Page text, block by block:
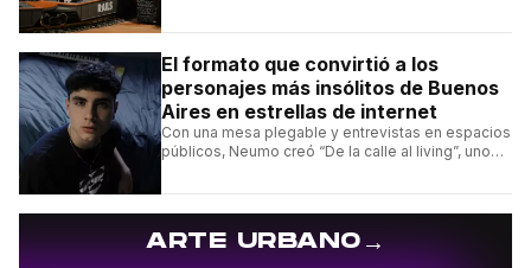
El formato que convirtió a los
personajes más insólitos de Buenos
Aires en estrellas de internet
Con una mesa plegable y entrevistas en espacios
públicos, Neumo creó “De la calle al living”, uno
ARTE URBANO→